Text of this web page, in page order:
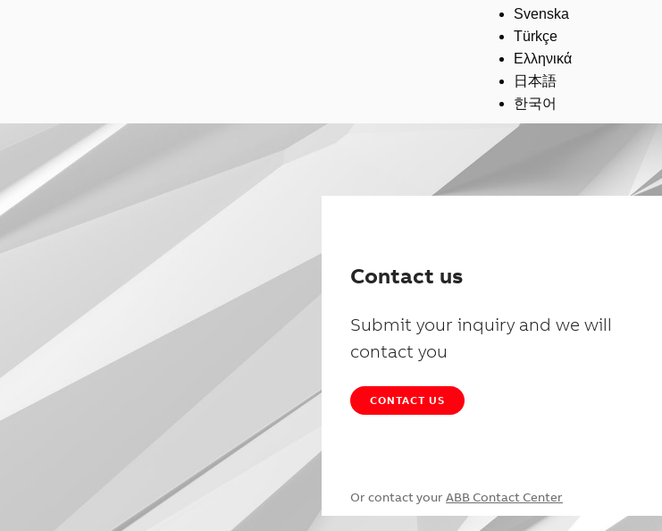
Svenska
Türkçe
Ελληνικά
日本語
한국어
Contact us
Submit your inquiry and we will
contact you
CONTACT US
Or contact your ABB Contact Center